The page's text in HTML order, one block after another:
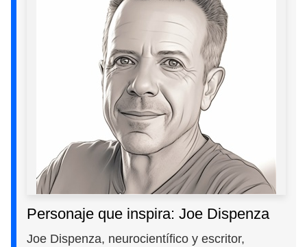
Personaje que inspira: Joe Dispenza
Joe Dispenza, neurocientífico y escritor,